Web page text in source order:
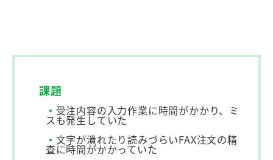
課題
・ 受注内容の入力作業に時間がかかり、ミ
スも発生していた
・ 文字が潰れたり読みづらいFAX注文の精
査に時間がかかっていた